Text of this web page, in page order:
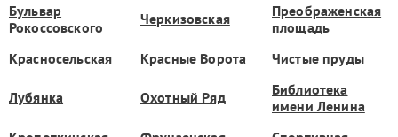
Бульвар
Рокоссовского
Черкизовская
Преображенская
площадь
Красносельская
Красные Ворота Чистые пруды
Лубянка Охотный Ряд
Библиотека
имени Ленина